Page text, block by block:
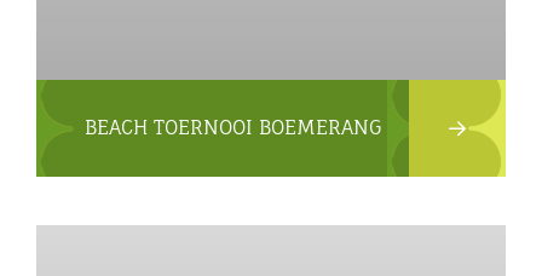
BEACH TOERNOOI BOEMERANG